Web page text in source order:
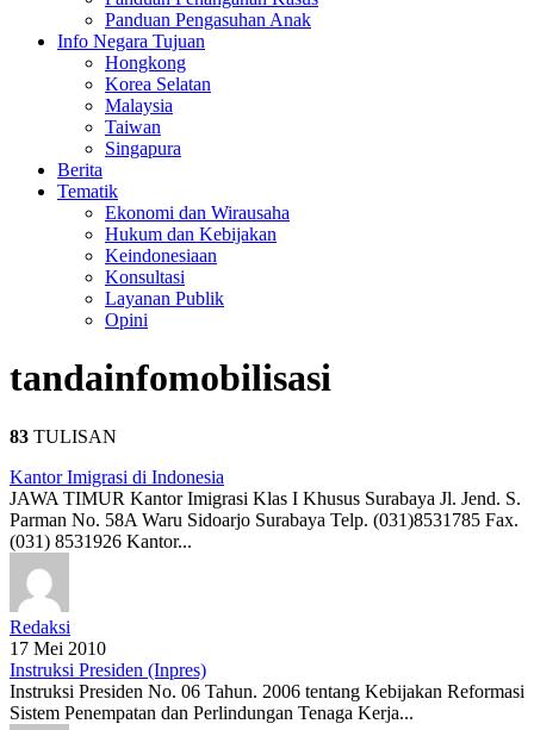
Panduan Pengasuhan Anak
Info Negara Tujuan
Hongkong
Korea Selatan
Malaysia
Taiwan
Singapura
Berita
Tematik
Ekonomi dan Wirausaha
Hukum dan Kebijakan
Keindonesiaan
Konsultasi
Layanan Publik
Opini
tandainfomobilisasi
83 TULISAN
Kantor Imigrasi di Indonesia
JAWA TIMUR Kantor Imigrasi Klas I Khusus Surabaya Jl. Jend. S.
Parman No. 58A Waru Sidoarjo Surabaya Telp. (031)8531785 Fax.
(031) 8531926 Kantor...
Redaksi
17 Mei 2010
Instruksi Presiden (Inpres)
Instruksi Presiden No. 06 Tahun. 2006 tentang Kebijakan Reformasi
Sistem Penempatan dan Perlindungan Tenaga Kerja...